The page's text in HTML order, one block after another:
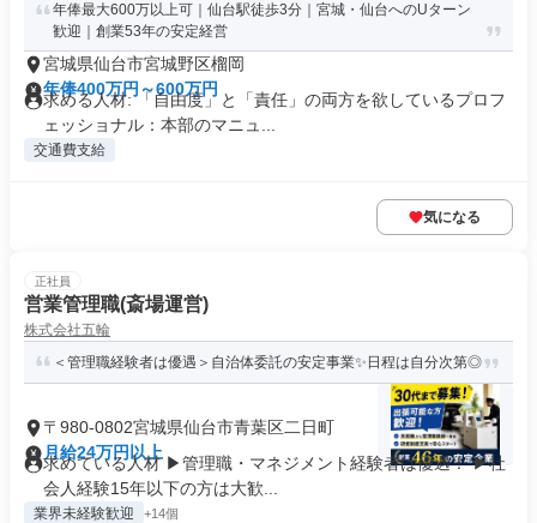
年俸最大600万以上可｜仙台駅徒歩3分｜宮城・仙台へのUターン
歓迎｜創業53年の安定経営
宮城県仙台市宮城野区榴岡
年俸400万円～600万円
求める人材: 「自由度」と「責任」の両方を欲しているプロフ
ェッショナル：本部のマニュ...
交通費支給
気になる
正社員
営業管理職(斎場運営)
株式会社五輪
＜管理職経験者は優遇＞自治体委託の安定事業✨日程は自分次第◎
〒980-0802宮城県仙台市青葉区二日町
月給24万円以上
求めている人材 ▶管理職・マネジメント経験者は優遇！ ▶社
会人経験15年以下の方は大歓...
業界未経験歓迎 +14個